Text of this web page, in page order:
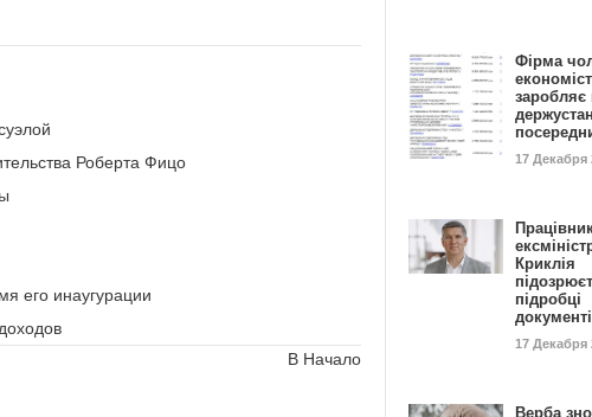
Роберта Фицо
его инаугурации
В Начало
Фірма
заробляє
17 Декабря
Криклія
підробці
17 Декабря
Верба